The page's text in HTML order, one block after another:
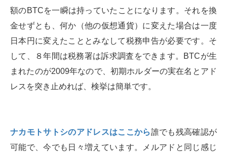
額のBTCを一瞬は持っていたことになります。それを換
金せずとも、何か（他の仮想通貨）に変えた場合は一度
日本円に変えたこととみなして税務申告が必要です。そ
して、８年間は税務署は訴求調査をできます。BTCが生
まれたのが2009年なので、初期ホルダーの実在名とアド
レスを突き止めれば、検挙は簡単です。
ナカモトサトシのアドレスはここから誰でも残高確認が
可能で、今でも日々増えています。メルアドと同じ感じ